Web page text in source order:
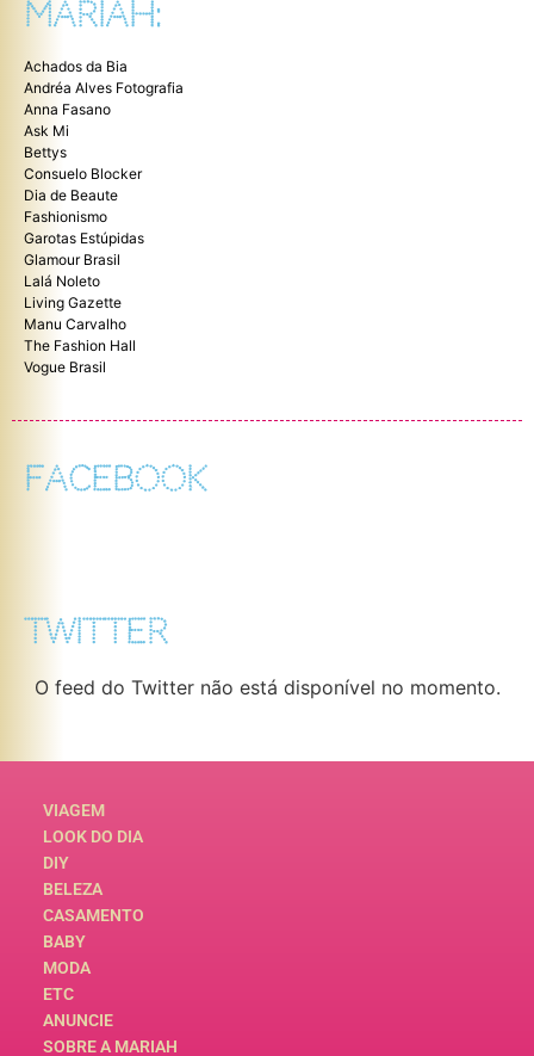
MARIAH:
Achados da Bia
Andréa Alves Fotografia
Anna Fasano
Ask Mi
Bettys
Consuelo Blocker
Dia de Beaute
Fashionismo
Garotas Estúpidas
Glamour Brasil
Lalá Noleto
Living Gazette
Manu Carvalho
The Fashion Hall
Vogue Brasil
FACEBOOK
TWITTER
O feed do Twitter não está disponível no momento.
VIAGEM
LOOK DO DIA
DIY
BELEZA
CASAMENTO
BABY
MODA
ETC
ANUNCIE
SOBRE A MARIAH